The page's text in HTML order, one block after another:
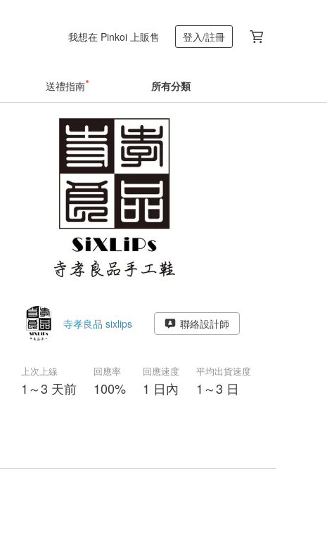
我想在 Pinkoi 上販售 登入/註冊
送禮指南 所有分類
寺孝良品 sixlips 聯絡設計師
上次上線
1～3 天前
回應率
100%
回應速度
1 日內
平均出貨速度
1～3 日